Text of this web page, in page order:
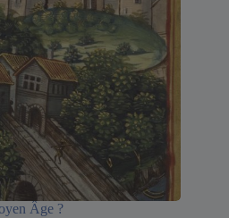
Âge ?